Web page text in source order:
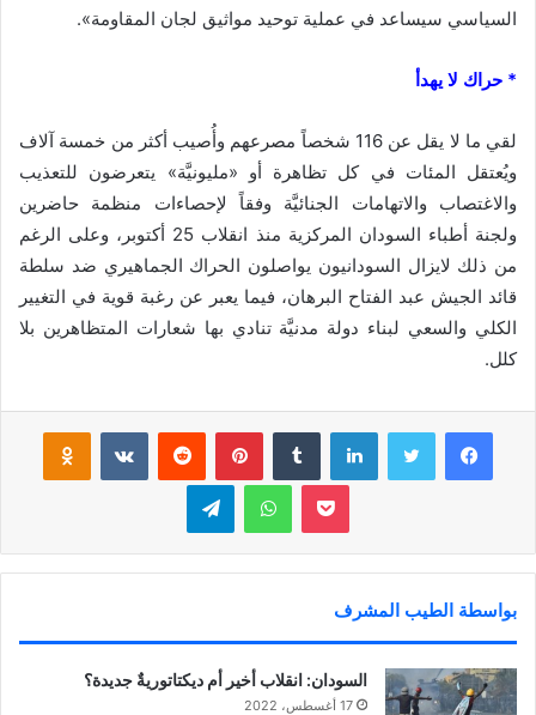
السياسي سيساعد في عملية توحيد مواثيق لجان المقاومة».
* حراك لا يهدأ
لقي ما لا يقل عن 116 شخصاً مصرعهم وأُصيب أكثر من خمسة آلاف
ويُعتقل المئات في كل تظاهرة أو «مليونيَّة» يتعرضون للتعذيب
والاغتصاب والاتهامات الجنائيَّة وفقاً لإحصاءات منظمة حاضرين
ولجنة أطباء السودان المركزية منذ انقلاب 25 أكتوبر، وعلى الرغم
من ذلك لايزال السودانيون يواصلون الحراك الجماهيري ضد سلطة
قائد الجيش عبد الفتاح البرهان، فيما يعبر عن رغبة قوية في التغيير
الكلي والسعي لبناء دولة مدنيَّة تنادي بها شعارات المتظاهرين بلا
كلل.
فيسبوك لينكدإن بينتيريست
بوكيت واتساب تيلقرام
بواسطة الطيب المشرف
السودان: انقلاب أخير أم ديكتاتوريةٌ جديدة؟
17 أغسطس، 2022